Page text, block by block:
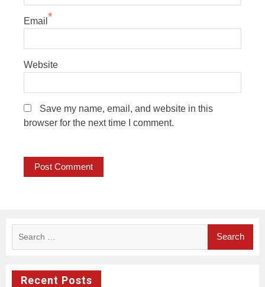
Email *
Website
Save my name, email, and website in this
browser for the next time I comment.
Recent Posts